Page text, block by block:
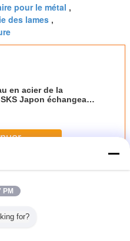
pour le métal ,
des lames ,
en acier de la
Japon échangeant
lames
PM
for?